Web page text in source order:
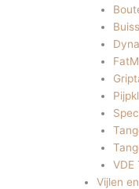
VDE
Vijlen